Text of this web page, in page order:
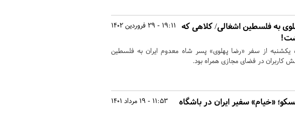
19:11 - 29 فروردین 1402
به فلسطین اشغالی/ کلاهی که
یکشنبه از سفر «رضا پهلوی» پسر شاه معدوم ایران به فلسطین
کاربران در فضای مجازی همراه بود.
11:53 - 19 مرداد 1401
«خیام» سفیر ایران در باشگاه